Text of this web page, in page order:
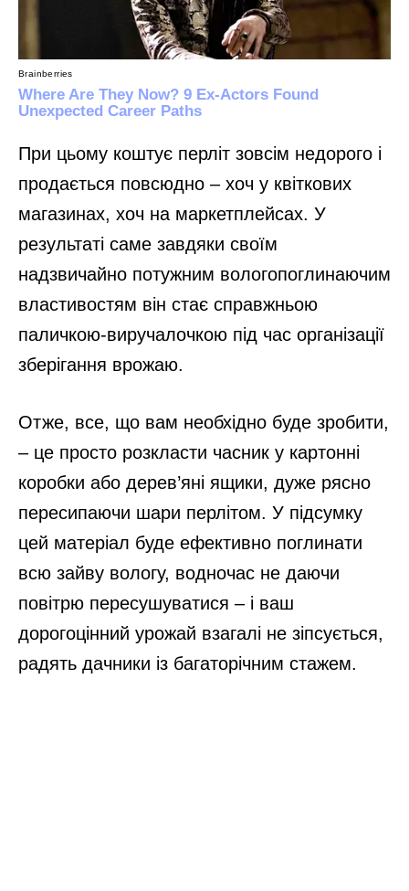
При цьому коштує перліт зовсім недорого і
продається повсюдно – хоч у квіткових
магазинах, хоч на маркетплейсах. У
результаті саме завдяки своїм
надзвичайно потужним вологопоглинаючим
властивостям він стає справжньою
паличкою-виручалочкою під час організації
зберігання врожаю.
Отже, все, що вам необхідно буде зробити,
– це просто розкласти часник у картонні
коробки або дерев’яні ящики, дуже рясно
пересипаючи шари перлітом. У підсумку
цей матеріал буде ефективно поглинати
всю зайву вологу, водночас не даючи
повітрю пересушуватися – і ваш
дорогоцінний урожай взагалі не зіпсується,
радять дачники із багаторічним стажем.